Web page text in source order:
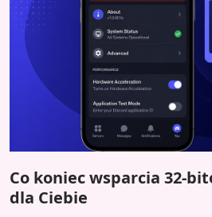
Co koniec wsparcia 32-
dla Ciebie